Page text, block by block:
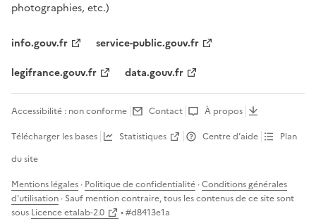
photographies, etc.)
info.gouv.fr
service-public.gouv.fr
legifrance.gouv.fr
data.gouv.fr
Accessibilité : non conforme Contact
À propos
Télécharger les bases
Statistiques Centre d’aide
Plan
du site
Mentions légales · Politique de confidentialité ·Conditions générales
d'utilisation · Sauf mention contraire, tous les contenus de ce site sont
sous Licence etalab-2.0 • #d8413e1a